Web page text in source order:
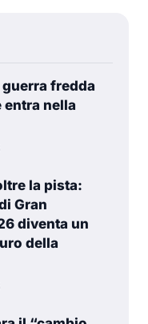
guerra fredda
entra nella
la pista:
Gran
diventa un
della